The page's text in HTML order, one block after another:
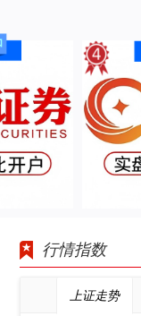
行情指数
上证走势